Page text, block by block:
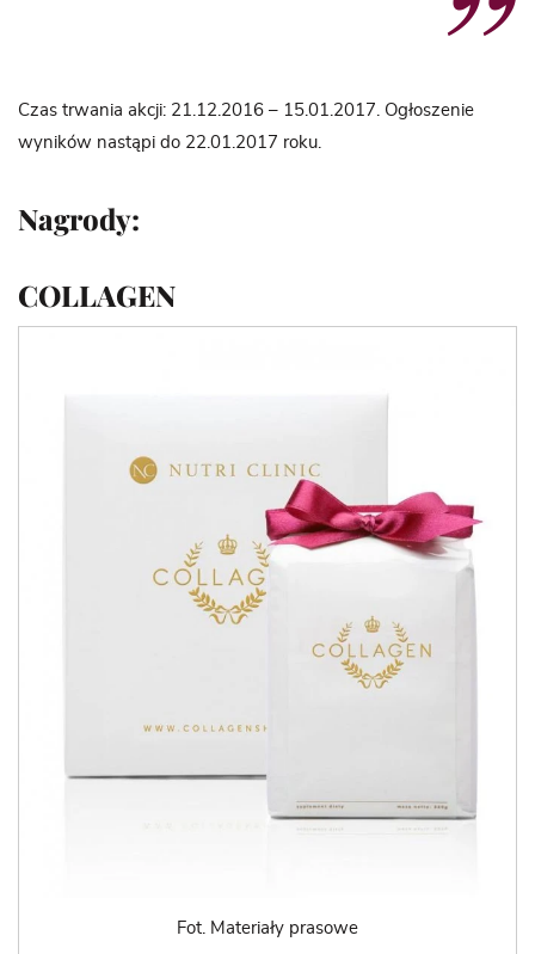
Czas trwania akcji: 21.12.2016 – 15.01.2017. Ogłoszenie
wyników nastąpi do 22.01.2017 roku.
Nagrody:
COLLAGEN
Fot. Materiały prasowe